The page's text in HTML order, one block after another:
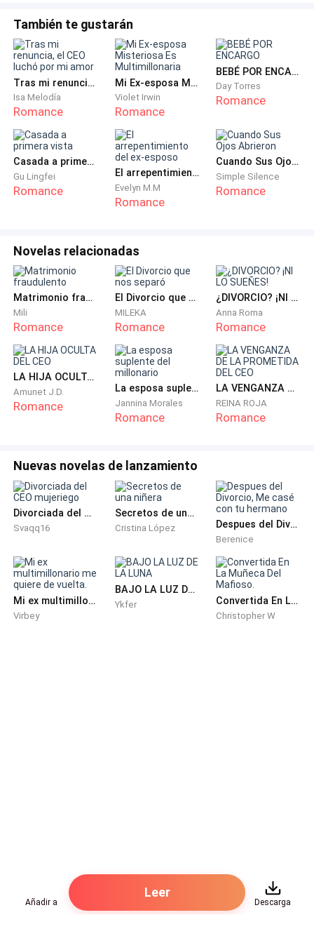
para mirar aquellos ojos negros como la noche, que
ahora, estaban llenos de lágrimas.
- Somos amigos, Lucas. No quiero volver a oír que
dices algo así de estúpido y tonto- Contestó Tyson
con seguridad, y el menor sintió como algo extraño se
revolvió en su estómago y como las lágrimas se
detenían para darle paso a un extraño rubor en sus
mejillas-.
- Tyson... dime, ¿soy tu mejor amigo?- Preguntó Lucas
Y el mayor solo respondió con un seguro
asentimiento de cabeza que hizo estremecer de
cierto placer al menor; quien se pegó mucho más al
cuerpo del contrario.
- Entonces... ¿si iremos a jugar videojuegos en mi
casa?- Repitió alegremente el mayor, y él contrario
asintió con una muy pequeña tímida sonrisa-. ¡Genial!
Ambos se quedaron en silencio por un momento,
para decir algo que desconcertó a Lucas.
- Tengo algo importante que decirte, Lucas.
El menor casi se estremeció ante la firmeza y
seguridad de las palabras del mayor, y se apartó de él
para mirarlo a la cara.
- ¿Qué pasa..?- Susurró Lucas tímidamente, volviendo
como la timidez se iba lentamente.
Tyson abrió los ojos y al ver la rara expresión de Lucas
También te gustarán
Tras mi renuncia, el CEO luchó por mi amor
Isa Melodía
Romance
Mi Ex-esposa Misteriosa Es Multimillonaria
Violet Irwin
Romance
BEBÉ POR ENCARGO
Day Torres
Romance
Casada a primera vista
Gu Lingfei
Romance
El arrepentimiento del ex-esposo
Evelyn M.M
Romance
Cuando Sus Ojos Abrieron
Simple Silence
Romance
Novelas relacionadas
Matrimonio fraudulento
Mili
Romance
El Divorcio que nos separó
MILEKA
Romance
¿DIVORCIO? ¡NI LO SUEÑES!
Anna Roma
Romance
LA HIJA OCULTA DEL CEO
Amunet J.D.
Romance
La esposa suplente del millonario
Jannina Morales
Romance
LA VENGANZA DE LA PROMETIDA DEL CEO
REINA ROJA
Romance
Nuevas novelas de lanzamiento
Divorciada del CEO mujeriego
Svaqq16
Secretos de una niñera
Cristina López Despues del Divorcio, Me casé con tu hermano
Berenice
Mi ex multimillonario me quiere de vuelta.
Virbey
BAJO LA LUZ DE LA LUNA
Ykfer Convertida En La Muñeca Del Mafioso.
Christopher W
Añadir a
Leer
Descarga